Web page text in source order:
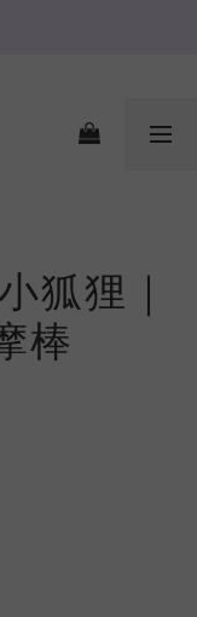
狐狸｜
棒